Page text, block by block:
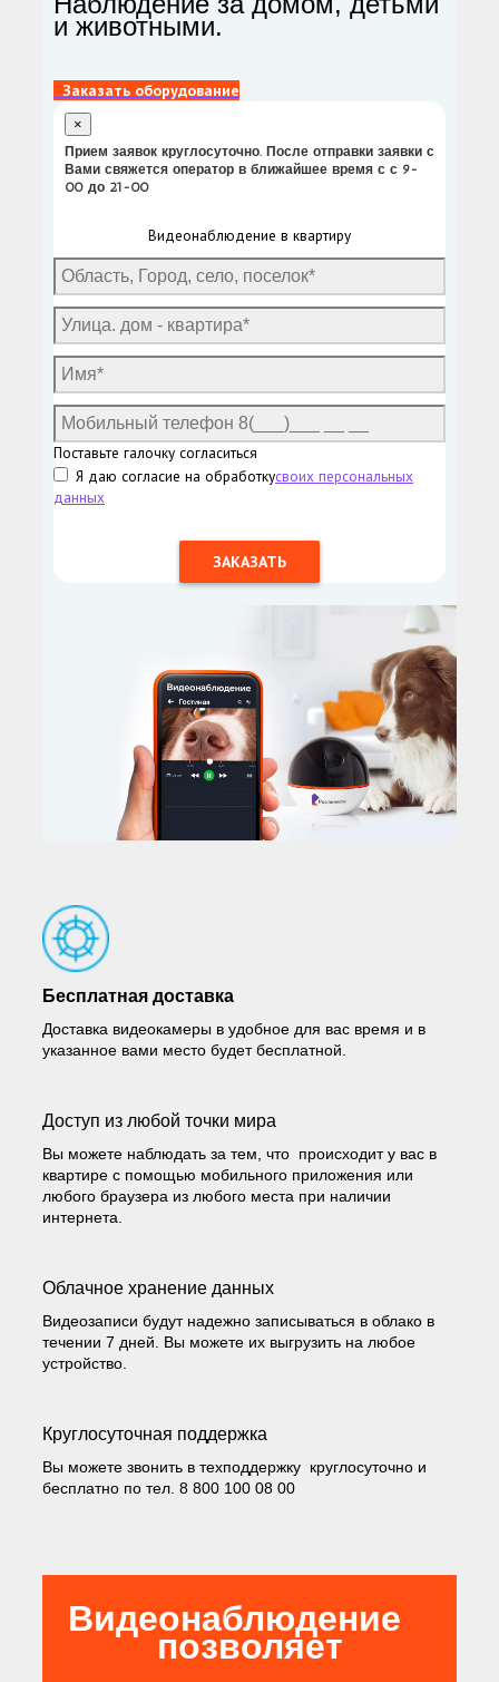
и животными.
Заказать оборудование
×
Прием заявок круглосуточно. После отправки заявки с
Вами свяжется оператор в ближайшее время с с 9-
00 до 21-00
Видеонаблюдение в квартиру
Поставьте галочку согласиться
Я даю согласие на обработкусвоих персональных
данных
Бесплатная доставка
Доставка видеокамеры в удобное для вас время и в
указанное вами место будет бесплатной.
Доступ из любой точки мира
Вы можете наблюдать за тем, что происходит у вас в
квартире с помощью мобильного приложения или
любого браузера из любого места при наличии
интернета.
Облачное хранение данных
Видеозаписи будут надежно записываться в облако в
течении 7 дней. Вы можете их выгрузить на любое
устройство.
Круглосуточная поддержка
Вы можете звонить в техподдержку круглосуточно и
бесплатно по тел. 8 800 100 08 00
Видеонаблюдение
позволяет